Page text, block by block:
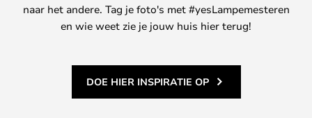
naar het andere. Tag je foto's met #yesLampemesteren
en wie weet zie je jouw huis hier terug!
DOE HIER INSPIRATIE OP